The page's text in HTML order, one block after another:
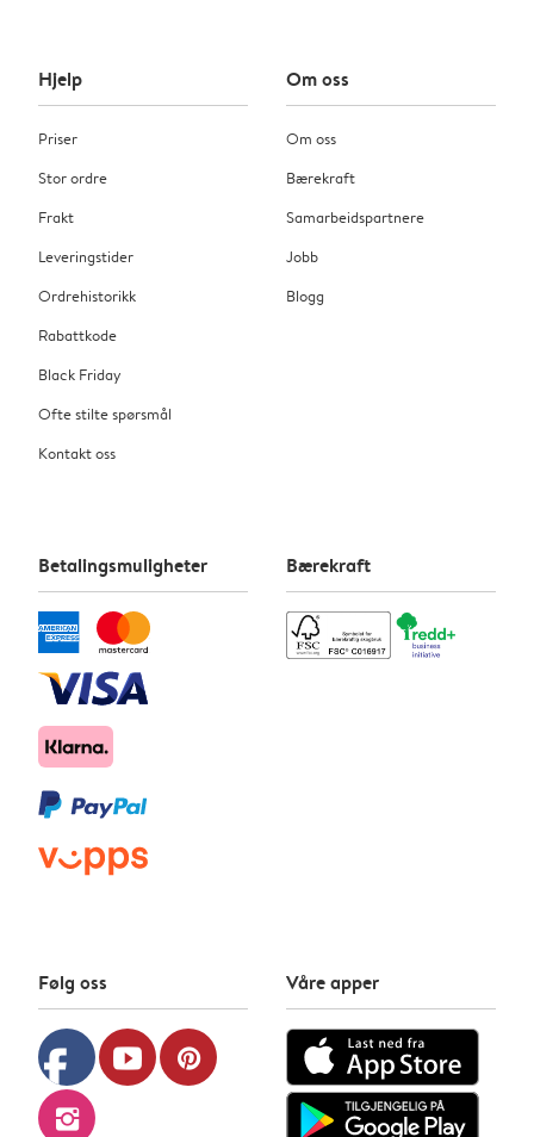
Hjelp
Priser
Stor ordre
Frakt
Leveringstider
Ordrehistorikk
Rabattkode
Black Friday
Ofte stilte spørsmål
Kontakt oss
Om oss
Om oss
Bærekraft
Samarbeidspartnere
Jobb
Blogg
Betalingsmuligheter Bærekraft
Følg oss
facebook youtube pinterest
instagram
Våre apper